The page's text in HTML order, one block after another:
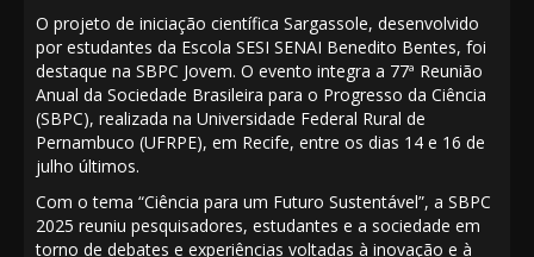
O projeto de iniciação científica Sargassole, desenvolvido
por estudantes da Escola SESI SENAI Benedito Bentes, foi
destaque na SBPC Jovem. O evento integra a 77ª Reunião
Anual da Sociedade Brasileira para o Progresso da Ciência
(SBPC), realizada na Universidade Federal Rural de
Pernambuco (UFRPE), em Recife, entre os dias 14 e 16 de
julho últimos.
Com o tema “Ciência para um Futuro Sustentável”, a SBPC
2025 reuniu pesquisadores, estudantes e a sociedade em
torno de debates e experiências voltadas à inovação e à